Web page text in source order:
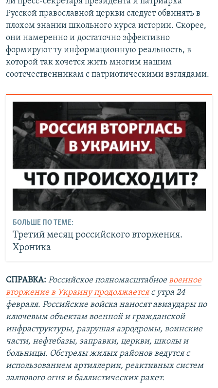
Русской православной церкви следует обвинять в
плохом знании школьного курса истории. Скорее,
они намеренно и достаточно эффективно
формируют ту информационную реальность, в
которой так хочется жить многим нашим
соотечественникам с патриотическими взглядами.
БОЛЬШЕ ПО ТЕМЕ:
Третий месяц российского вторжения.
Хроника
СПРАВКА: Российское полномасштабноевоенное
вторжение в Украину продолжаетсяс утра 24
февраля. Российские войска наносят авиаудары по
ключевым объектам военной и гражданской
инфраструктуры, разрушая аэродромы, воинские
части, нефтебазы, заправки, церкви, школы и
больницы. Обстрелы жилых районов ведутся с
использованием артиллерии, реактивных систем
залпового огня и баллистических ракет.